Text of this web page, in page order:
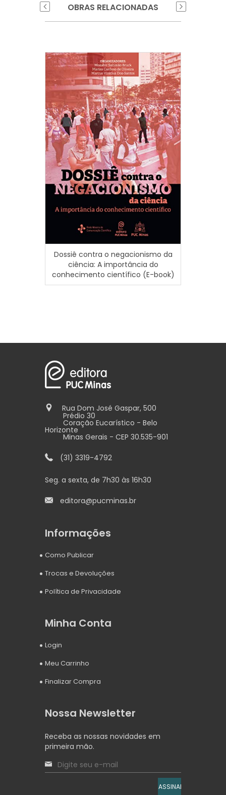
OBRAS RELACIONADAS
Dossiê contra o negacionismo da
ciência: A importância do
conhecimento científico (E-book)
Rua Dom José Gaspar, 500
Prédio 30
Coração Eucarístico - Belo
Horizonte
Minas Gerais - CEP 30.535-901
(31) 3319-4792
Seg. a sexta, de 7h30 às 16h30
editora@pucminas.br
Informações
Como Publicar
Trocas e Devoluções
Política de Privacidade
Minha Conta
Login
Meu Carrinho
Finalizar Compra
Nossa Newsletter
Receba as nossas novidades em
primeira mão.
ASSINAR